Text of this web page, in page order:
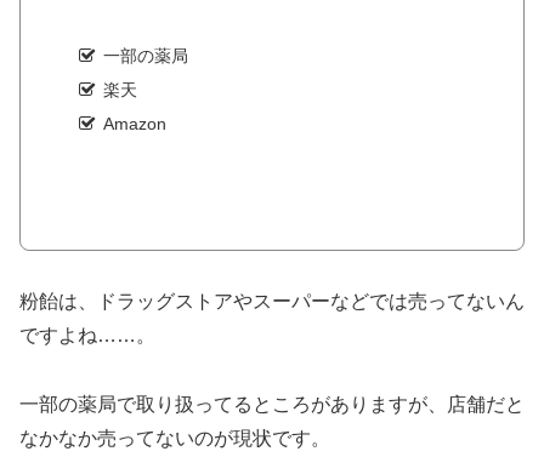
一部の薬局
楽天
Amazon
粉飴は、ドラッグストアやスーパーなどでは売ってないん
ですよね……。
一部の薬局で取り扱ってるところがありますが、店舗だと
なかなか売ってないのが現状です。